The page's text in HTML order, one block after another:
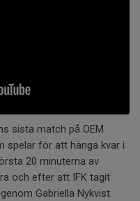
sista match på OEM
spelar för att hänga kvar i
20 minuterna av
och efter att IFK tagit
Gabriella Nykvist